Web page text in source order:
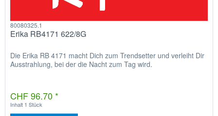
80080325.1
Erika RB4171 622/8G
Die Erika RB 4171 macht Dich zum Trendsetter und verleiht Dir
Ausstrahlung, bei der die Nacht zum Tag wird.
CHF 96.70 *
Inhalt 1 Stück